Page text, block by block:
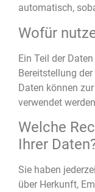
automatisch,
Wofür
Ein Teil der
Bereitstellung
Daten können
verwendet
Welche
Ihrer
Sie haben
über Herkunft,